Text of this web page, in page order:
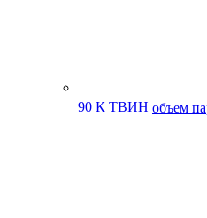
90 К ТВИН объем